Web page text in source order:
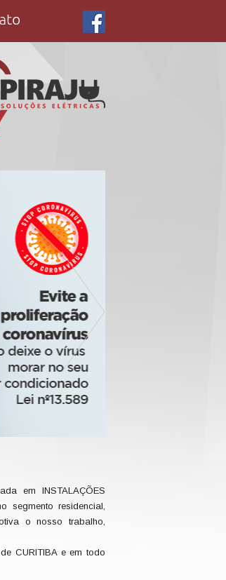
em INSTALAÇÕES
segmento residencial,
o nosso trabalho,
CURITIBA e em todo